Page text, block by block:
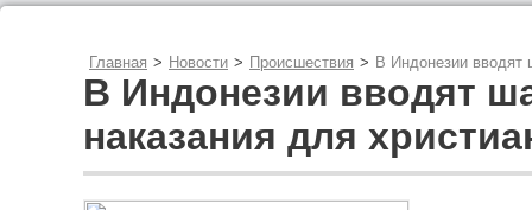
Главная > Новости > Происшествия > В Индонезии вводят
В Индонезии вводят
наказания для